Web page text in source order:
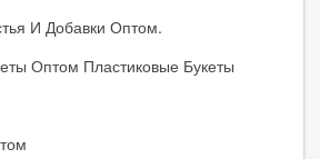
И Добавки Оптом.
Оптом Пластиковые Букеты